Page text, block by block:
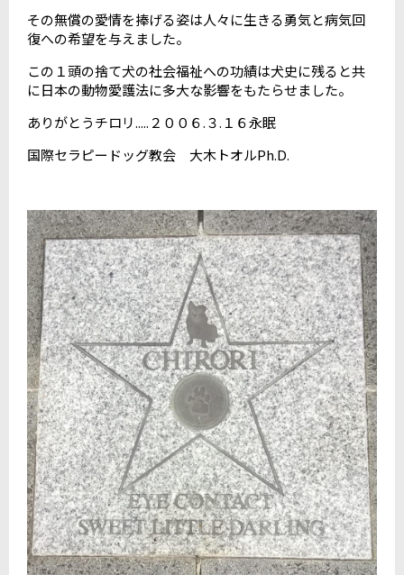
その無償の愛情を捧げる姿は人々に生きる勇気と病気回
復への希望を与えました。
この１頭の捨て犬の社会福祉への功績は犬史に残ると共
に日本の動物愛護法に多大な影響をもたらせました。
ありがとうチロリ.....２００６.３.１６永眠
国際セラピードッグ教会 大木トオルPh.D.